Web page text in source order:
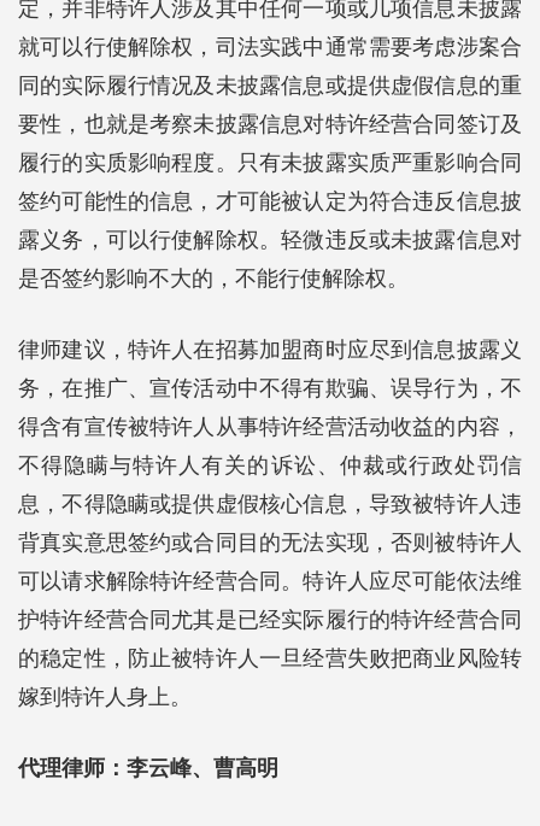
定，并非特许人涉及其中任何一项或几项信息未披露
就可以行使解除权，司法实践中通常需要考虑涉案合
同的实际履行情况及未披露信息或提供虚假信息的重
要性，也就是考察未披露信息对特许经营合同签订及
履行的实质影响程度。只有未披露实质严重影响合同
签约可能性的信息，才可能被认定为符合违反信息披
露义务，可以行使解除权。轻微违反或未披露信息对
是否签约影响不大的，不能行使解除权。
律师建议，特许人在招募加盟商时应尽到信息披露义
务，在推广、宣传活动中不得有欺骗、误导行为，不
得含有宣传被特许人从事特许经营活动收益的内容，
不得隐瞒与特许人有关的诉讼、仲裁或行政处罚信
息，不得隐瞒或提供虚假核心信息，导致被特许人违
背真实意思签约或合同目的无法实现，否则被特许人
可以请求解除特许经营合同。特许人应尽可能依法维
护特许经营合同尤其是已经实际履行的特许经营合同
的稳定性，防止被特许人一旦经营失败把商业风险转
嫁到特许人身上。
代理律师：李云峰、曹高明